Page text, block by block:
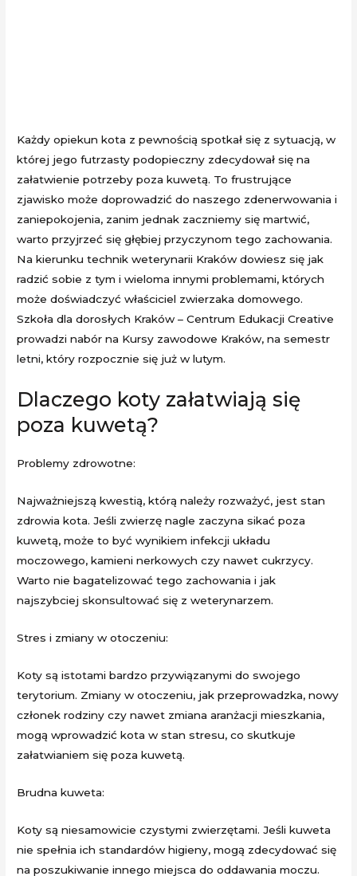
Każdy opiekun kota z pewnością spotkał się z sytuacją, w
której jego futrzasty podopieczny zdecydował się na
załatwienie potrzeby poza kuwetą. To frustrujące
zjawisko może doprowadzić do naszego zdenerwowania i
zaniepokojenia, zanim jednak zaczniemy się martwić,
warto przyjrzeć się głębiej przyczynom tego zachowania.
Na kierunku technik weterynarii Kraków dowiesz się jak
radzić sobie z tym i wieloma innymi problemami, których
może doświadczyć właściciel zwierzaka domowego.
Szkoła dla dorosłych Kraków – Centrum Edukacji Creative
prowadzi nabór na Kursy zawodowe Kraków, na semestr
letni, który rozpocznie się już w lutym.
Dlaczego koty załatwiają się
poza kuwetą?
Problemy zdrowotne:
Najważniejszą kwestią, którą należy rozważyć, jest stan
zdrowia kota. Jeśli zwierzę nagle zaczyna sikać poza
kuwetą, może to być wynikiem infekcji układu
moczowego, kamieni nerkowych czy nawet cukrzycy.
Warto nie bagatelizować tego zachowania i jak
najszybciej skonsultować się z weterynarzem.
Stres i zmiany w otoczeniu:
Koty są istotami bardzo przywiązanymi do swojego
terytorium. Zmiany w otoczeniu, jak przeprowadzka, nowy
członek rodziny czy nawet zmiana aranżacji mieszkania,
mogą wprowadzić kota w stan stresu, co skutkuje
załatwianiem się poza kuwetą.
Brudna kuweta:
Koty są niesamowicie czystymi zwierzętami. Jeśli kuweta
nie spełnia ich standardów higieny, mogą zdecydować się
na poszukiwanie innego miejsca do oddawania moczu.